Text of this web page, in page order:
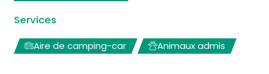
Services
Aire de camping-car Animaux admis